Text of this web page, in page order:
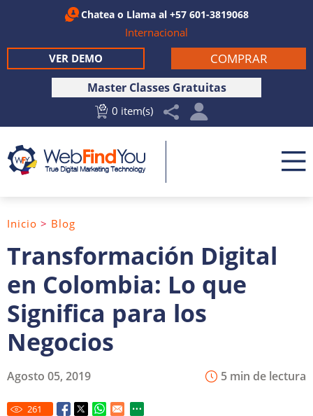
Chatea o Llama al +57 601-3819068
Internacional
Master Classes Gratuitas
0 item(s)
COMPRAR
VER DEMO
Transformación Digital
en Colombia: Lo que
Significa para los
Negocios
Inicio > Blog
5 min de lectura
Agosto 05, 2019
261